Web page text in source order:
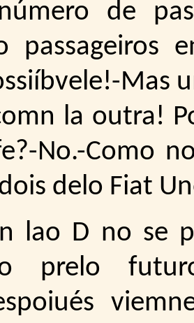
de
passageiros
Mas
la outra!
No.-Como
delo Fiat
lao D no se
prelo